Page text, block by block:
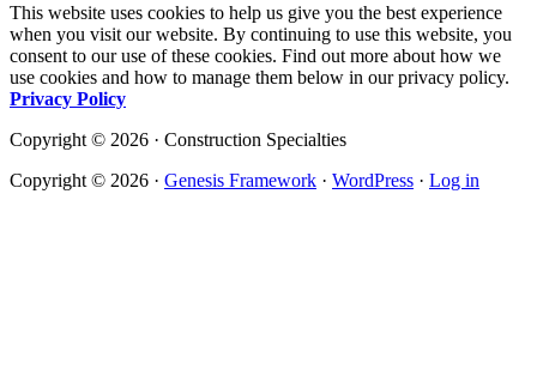
This website uses cookies to help us give you the best experience
when you visit our website. By continuing to use this website, you
consent to our use of these cookies. Find out more about how we
use cookies and how to manage them below in our privacy policy.
Privacy Policy
Copyright © 2026 · Construction Specialties
Copyright © 2026 · Genesis Framework · WordPress · Log in